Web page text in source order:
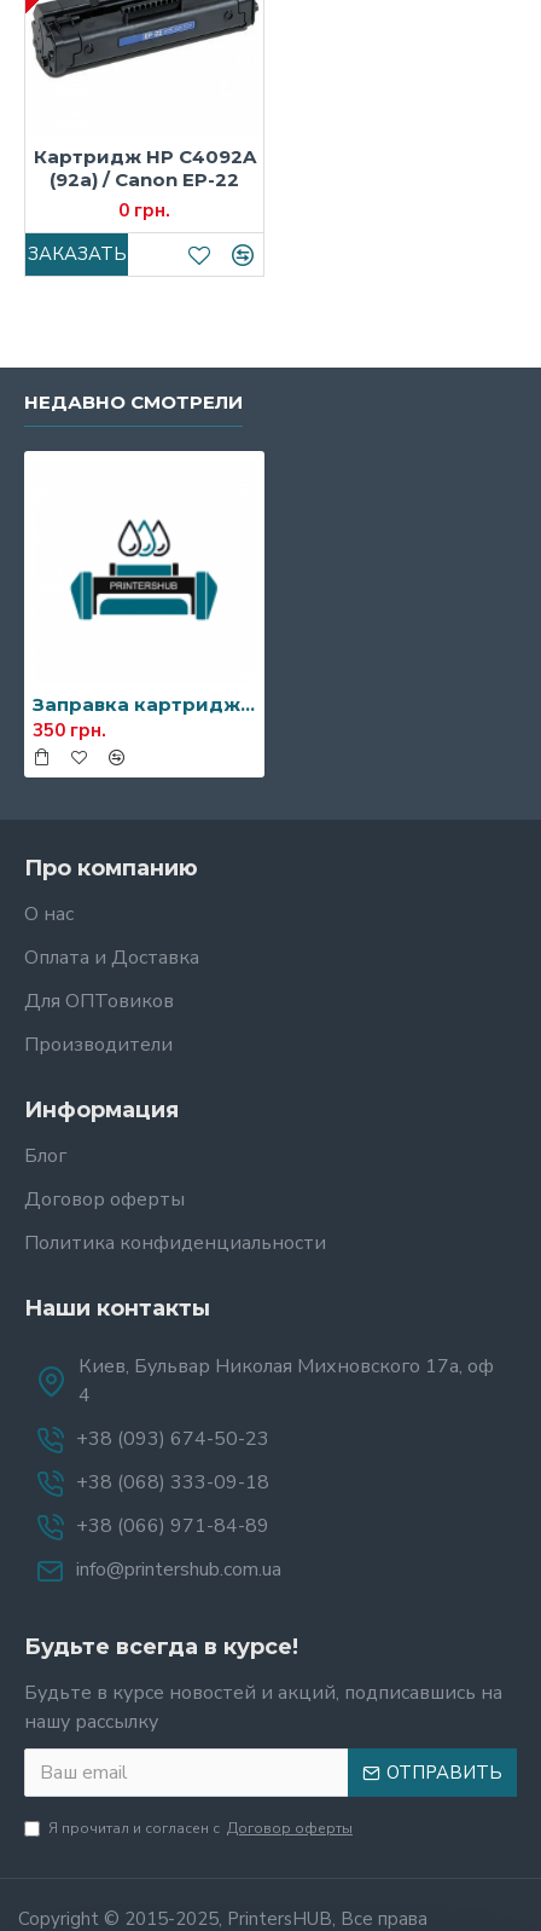
Картридж HP C4092A
(92а) / Canon EP-22
0 грн.
ЗАКАЗАТЬ
НЕДАВНО СМОТРЕЛИ
Заправка картриджа Canon EP-22
350 грн.
Про компанию
О нас
Оплата и Доставка
Для ОПТовиков
Производители
Информация
Блог
Договор оферты
Политика конфиденциальности
Наши контакты
Киев, Бульвар Николая Михновского 17а, оф
4
+38 (093) 674-50-23
+38 (068) 333-09-18
+38 (066) 971-84-89
info@printershub.com.ua
Будьте всегда в курсе!
Будьте в курсе новостей и акций, подписавшись на
нашу рассылку
ОТПРАВИТЬ
Я прочитал и согласен с Договор оферты
Copyright © 2015-2025, PrintersHUB, Все права